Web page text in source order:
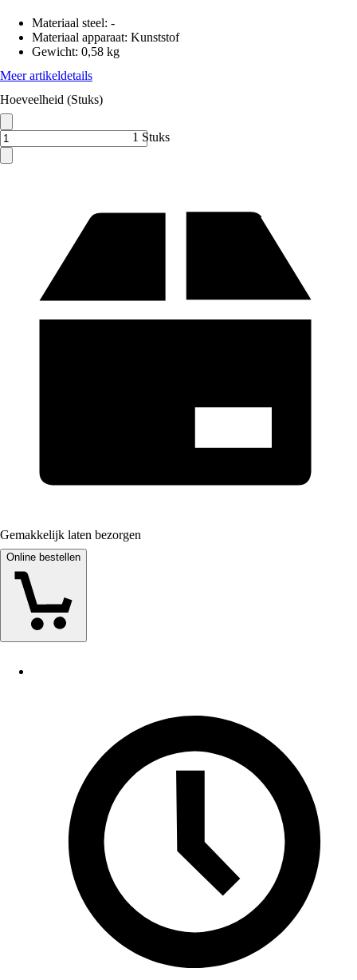
Materiaal steel: -
Materiaal apparaat: Kunststof
Gewicht: 0,58 kg
Meer artikeldetails
Hoeveelheid (Stuks)
1 Stuks
Gemakkelijk laten bezorgen
Online bestellen